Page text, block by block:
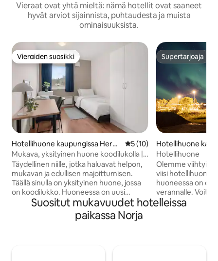
Vieraat ovat yhtä mieltä: nämä hotellit ovat saaneet
hyvät arviot sijainnista, puhtaudesta ja muista
ominaisuuksista.
Vieraiden suosikki
Vieraiden suosikki
Hotellihuone kaupungissa Herøy
a
Keskimääräinen arvio 5/5,
5 (10)
Mukava, yksityinen huone koodilukolla |
P Apartments
Täydellinen niille, jotka haluavat helpon,
mukavan ja edullisen majoittumisen.
Täällä sinulla on yksityinen huone, jossa
on koodilukko. Huoneessa on uusi
Jensenin 120-sänky, pesuallas,
vaatekaappi, työpöytä ja pieni jääkaappi
– kaikki, mitä tarvitset mukavaan
Supertarjoaja
Supertarjoaja
Hotellihuone
Hotellihuone
Olemme viihtyisä
viisi
huoneessa on
verannalle. Voit
ja olohuonetta,
Suositut mukavuudet hotelleissa
paikassa Norja